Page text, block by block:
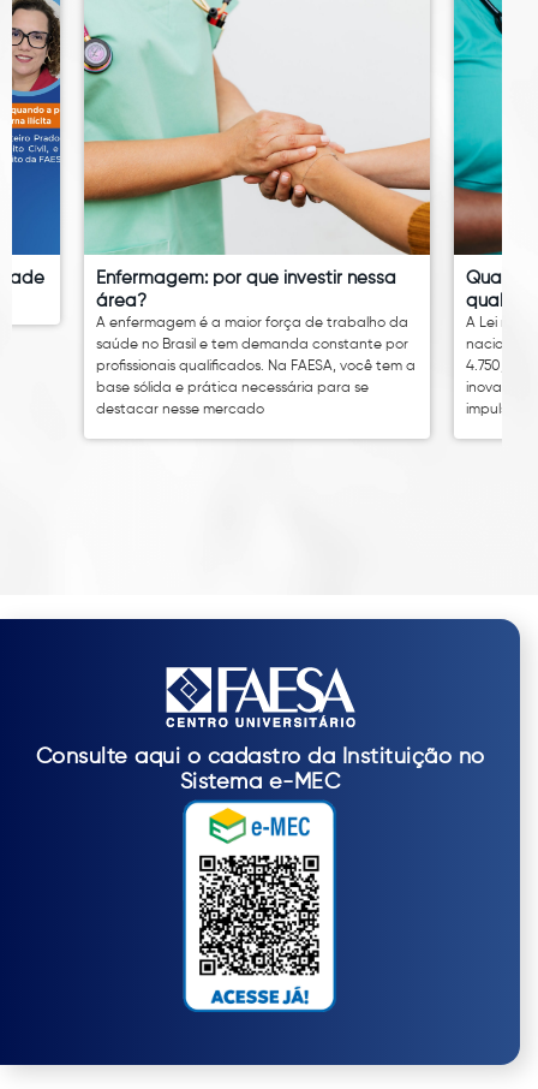
Enfermagem: por que investir nessa
área?
A enfermagem é a maior força de trabalho da
saúde no Brasil e tem demanda constante por
profissionais qualificados. Na FAESA, você tem a
base sólida e prática necessária para se
destacar nesse mercado
Quanto
qual é o
A Lei nº
nacional
4.750,00.
inovação
Consulte aqui o cadastro da Instituição no
Sistema e-MEC